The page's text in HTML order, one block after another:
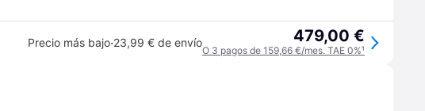
Precio más bajo·23,99 € de envío 479,00 €
O 3 pagos de 159,66 €/mes. TAE 0%¹